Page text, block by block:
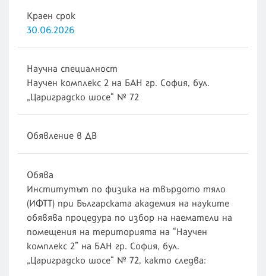
Краен срок
30.06.2026
Научна специалност
Научен комплекс 2 на БАН гр. София, бул.
„Цариградско шосе“ № 72
Обявление в ДВ
Обява
Институтът по физика на твърдото тяло
(ИФТТ) при Българската академия на науките
обявява процедура по избор на наематели на
помещения на територията на “Научен
комплекс 2” на БАН гр. София, бул.
„Цариградско шосе“ № 72, както следва: